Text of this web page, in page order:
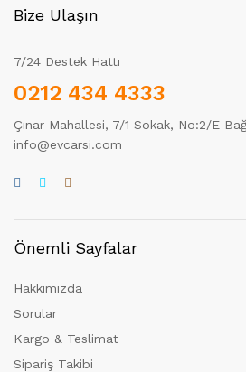
Bize Ulaşın
7/24 Destek Hattı
0212 434 4333
Çınar Mahallesi, 7/1 Sokak, No:2/E
info@evcarsi.com
Önemli Sayfalar
Hakkımızda
Sorular
Kargo & Teslimat
Sipariş Takibi